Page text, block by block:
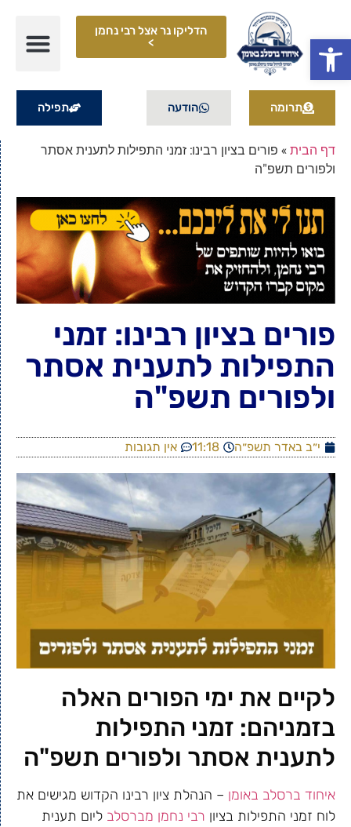
פתח סרגל נגישות
הדליקו נר אצל רבי נחמן
>
תרומה הודעה תפילה
דף הבית» פורים בציון רבינו: זמני התפילות לתענית אסתר
ולפורים תשפ"ה
פורים בציון רבינו: זמני
התפילות לתענית אסתר
ולפורים תשפ"ה
י״ב באדר תשפ״ה 11:18 אין תגובות
לקיים את ימי הפורים האלה
בזמניהם: זמני התפילות
לתענית אסתר ולפורים תשפ"ה
איחוד ברסלב באומן – הנהלת ציון רבינו הקדוש מגישים את
לוח זמני התפילות בציון רבי נחמן מברסלב ליום תענית